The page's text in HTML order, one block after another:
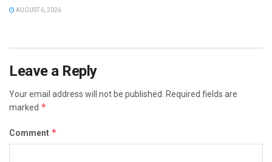
AUGUST 6, 2026
Leave a Reply
Your email address will not be published.
Required fields are
marked *
Comment *